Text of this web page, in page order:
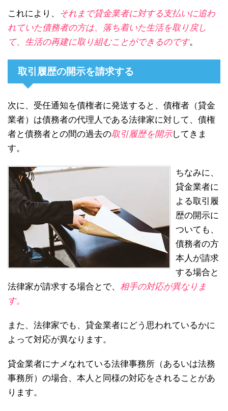
これにより、
それまで貸金業者に対する支払いに追わ
れていた債務者の方は、落ち着いた生活を取り戻し
て、生活の再建に取り組むことができるのです。
取引履歴の開示を請求する
次に、受任通知を債権者に発送すると、債権者（貸金
業者）は債務者の代理人である法律家に対して、債権
者と債務者との間の過去の取引履歴を開示してきま
す。
ちなみに、
貸金業者に
よる取引履
歴の開示に
ついても、
債務者の方
本人が請求
する場合と
法律家が請求する場合とで、 相手の対応が異なりま
す。
また、法律家でも、貸金業者にどう思われているかに
よって対応が異なります。
貸金業者にナメなれている法律事務所（あるいは法務
事務所）の場合、本人と同様の対応をされることがあ
ります。